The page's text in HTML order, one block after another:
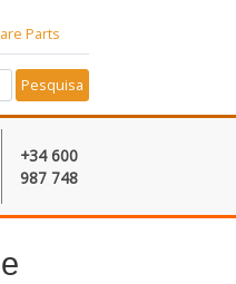
Parts
Pesquisa
+34 600
987 748